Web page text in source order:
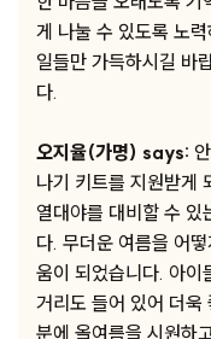
게 나눌 수 있도록 노
일들만 가득하시길 바
다.
오지율(가명) says:
나기 키트를 지원받게
열대야를 대비할 수 있
다. 무더운 여름을 어
움이 되었습니다. 아이
거리도 들어 있어 더욱
분에 올여름을 시원하